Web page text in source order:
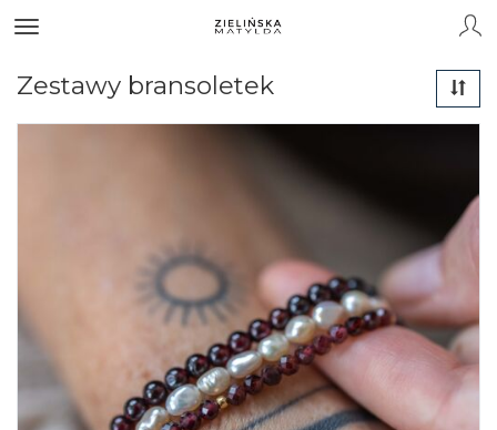
Zestawy bransoletek